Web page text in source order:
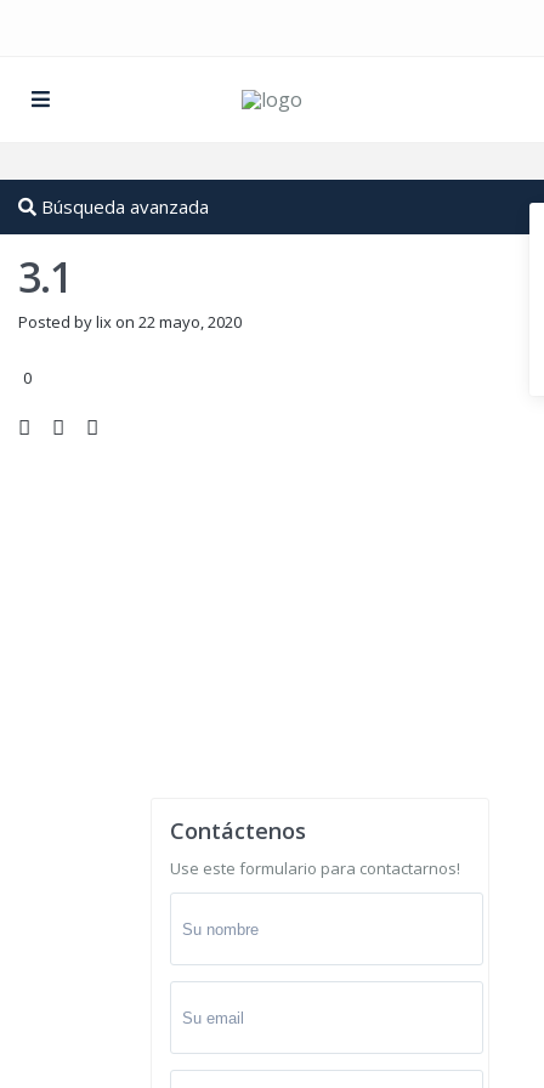
Búsqueda avanzada
3.1
Posted by lix on 22 mayo, 2020
0
Contáctenos
Use este formulario para contactarnos!